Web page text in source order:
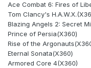
Ace Combat 6: Fires of
Tom Clancy's
Blazing Angels 2: Secret
Prince of Persia(X360)
Rise of the
Eternal Sonata(X360)
Armored Core 4(X360)